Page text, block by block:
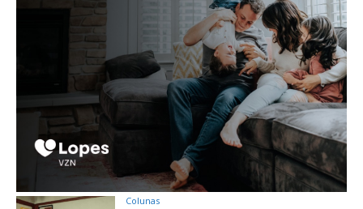
Colunas